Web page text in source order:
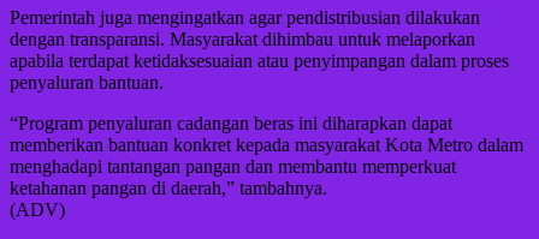
Pemerintah juga mengingatkan agar pendistribusian dilakukan
dengan transparansi. Masyarakat dihimbau untuk melaporkan
apabila terdapat ketidaksesuaian atau penyimpangan dalam proses
penyaluran bantuan.
“Program penyaluran cadangan beras ini diharapkan dapat
memberikan bantuan konkret kepada masyarakat Kota Metro dalam
menghadapi tantangan pangan dan membantu memperkuat
ketahanan pangan di daerah,” tambahnya.
(ADV)